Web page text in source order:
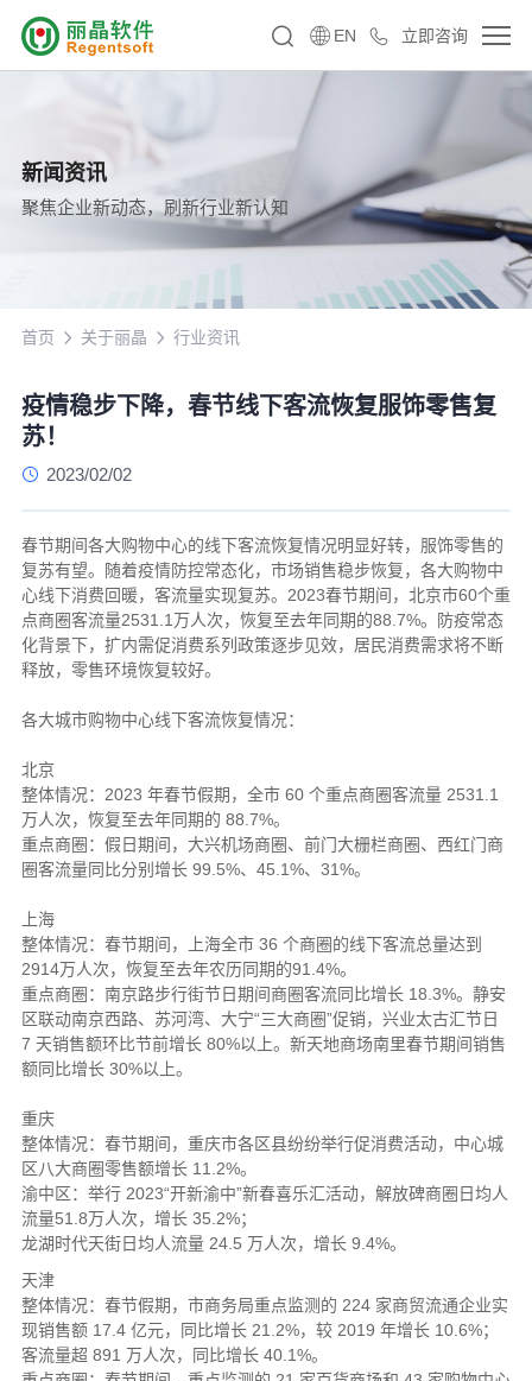
立即咨询
EN
新闻资讯
聚焦企业新动态，刷新行业新认知
首页 关于丽晶 行业资讯
疫情稳步下降，春节线下客流恢复服饰零售复
苏！
2023/02/02
春节期间各大购物中心的线下客流恢复情况明显好转，服饰零售的
复苏有望。随着疫情防控常态化，市场销售稳步恢复，各大购物中
心线下消费回暖，客流量实现复苏。2023春节期间，北京市60个重
点商圈客流量2531.1万人次，恢复至去年同期的88.7%。防疫常态
化背景下，扩内需促消费系列政策逐步见效，居民消费需求将不断
释放，零售环境恢复较好。
各大城市购物中心线下客流恢复情况：
北京
整体情况：2023 年春节假期，全市 60 个重点商圈客流量 2531.1
万人次，恢复至去年同期的 88.7%。
重点商圈：假日期间，大兴机场商圈、前门大栅栏商圈、西红门商
圈客流量同比分别增长 99.5%、45.1%、31%。
上海
整体情况：春节期间，上海全市 36 个商圈的线下客流总量达到
2914万人次，恢复至去年农历同期的91.4%。
重点商圈：南京路步行街节日期间商圈客流同比增长 18.3%。静安
区联动南京西路、苏河湾、大宁“三大商圈”促销，兴业太古汇节日
7 天销售额环比节前增长 80%以上。新天地商场南里春节期间销售
额同比增长 30%以上。
重庆
整体情况：春节期间，重庆市各区县纷纷举行促消费活动，中心城
区八大商圈零售额增长 11.2%。
渝中区：举行 2023“开新渝中”新春喜乐汇活动，解放碑商圈日均人
流量51.8万人次，增长 35.2%；
龙湖时代天街日均人流量 24.5 万人次，增长 9.4%。
天津
整体情况：春节假期，市商务局重点监测的 224 家商贸流通企业实
现销售额 17.4 亿元，同比增长 21.2%，较 2019 年增长 10.6%；
客流量超 891 万人次，同比增长 40.1%。